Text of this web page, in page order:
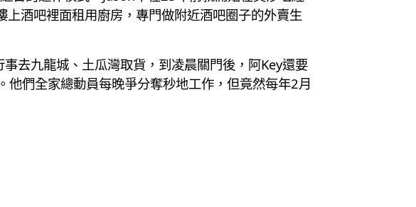
酒吧裡面租用廚房，專門做附近酒吧圈子的外賣生
去九龍城、土瓜灣取貨，到凌晨關門後，阿Key還要
們全家總動員每晚爭分奪秒地工作，但竟然每年2月